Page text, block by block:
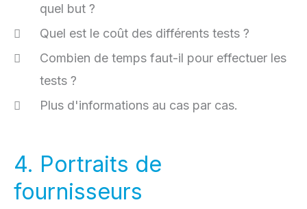
quel but ?
Quel est le coût des différents tests ?
Combien de temps faut-il pour effectuer les
tests ?
Plus d'informations au cas par cas.
4. Portraits de
fournisseurs